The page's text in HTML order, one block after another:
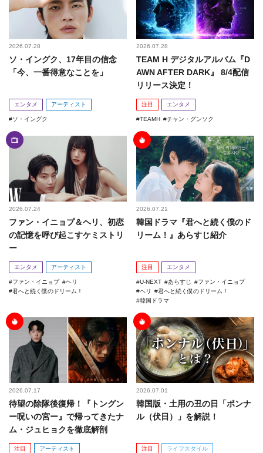
2026.07.28
ソ・イングク、17年目の信念
「今、一番得意なことを」
エンタメ アーティスト
ソ・イングク
2026.07.28
TEAM H デジタルアルバム『D
AWN AFTER DARK』 8/4配信
リリース決定！
注目 エンタメ
TEAMH チャン・グンソク
2026.07.24
ファン・イニョプ＆ヘリ、初恋
の記憶を呼び起こすケミストリ
ー
エンタメ アーティスト
ファン・イニョプ
ヘリ
君へと続く僕のドリーム！
2026.07.21
韓国ドラマ『君へと続く僕のド
リーム！』あらすじ紹介
注目 エンタメ
U-NEXT あらすじ
ファン・イニョプ
ヘリ
君へと続く僕のドリーム！
韓国ドラマ
2026.07.17
待望の除隊後復帰！『トングン
ー呪いの宮ー』で帰ってきたナ
ム・ジュヒョクを徹底解剖
注目 アーティスト
2026.07.01
韓国版・土用の丑の日「ポンナ
ル（伏日）」を解説！
注目 ライフスタイル